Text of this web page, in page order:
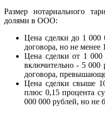
Размер нотариального
долями в ООО:
Цена сделки до 1 000
договора, но не менее
Цена сделки от 1
включительно - 5
договора,
Цена сделки свыше
плюс 0,15 процента
000 000 рублей, но не